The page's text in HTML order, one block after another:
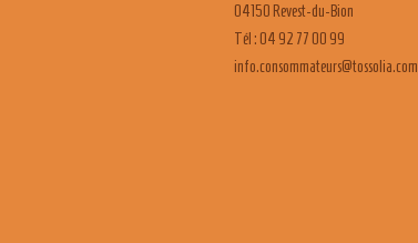
04150 Revest-du-Bion
Tél : 04 92 77 00 99
moc.ailossot@sruetammosnoc.ofni